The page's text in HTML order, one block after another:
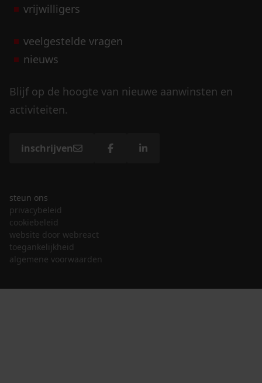
vrijwilligers
veelgestelde vragen
nieuws
Blijf op de hoogte van nieuwe aanwinsten en
activiteiten.
inschrijven
steun ons
privacybeleid
cookiebeleid
website door webreact
toegankelijkheid
algemene voorwaarden